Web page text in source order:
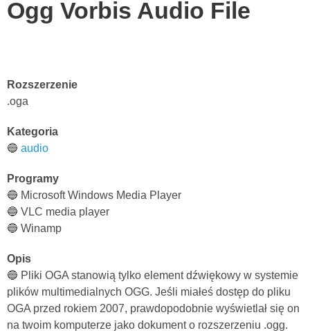
Ogg Vorbis Audio File
Rozszerzenie
.oga
Kategoria
🔵 audio
Programy
🔵 Microsoft Windows Media Player
🔵 VLC media player
🔵 Winamp
Opis
🔵 Pliki OGA stanowią tylko element dźwiękowy w systemie
plików multimedialnych OGG. Jeśli miałeś dostęp do pliku
OGA przed rokiem 2007, prawdopodobnie wyświetlał się on
na twoim komputerze jako dokument o rozszerzeniu .ogg.